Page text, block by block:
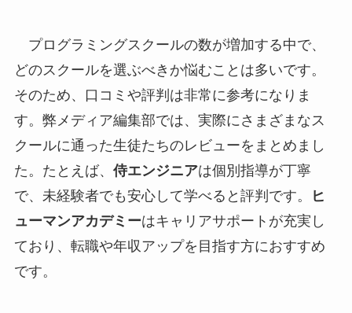
プログラミングスクールの数が増加する中で、
どのスクールを選ぶべきか悩むことは多いです。
そのため、口コミや評判は非常に参考になりま
す。弊メディア編集部では、実際にさまざまなス
クールに通った生徒たちのレビューをまとめまし
た。たとえば、 侍エンジニアは個別指導が丁寧
で、未経験者でも安心して学べると評判です。
ヒ
ューマンアカデミーはキャリアサポートが充実し
ており、転職や年収アップを目指す方におすすめ
です。